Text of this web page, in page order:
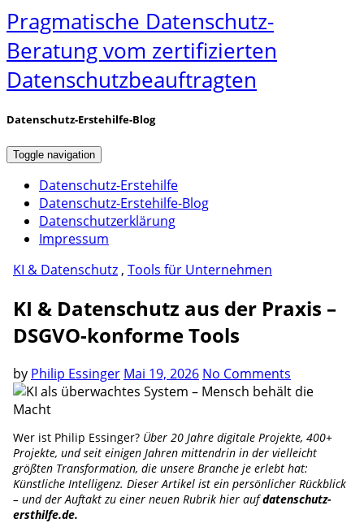
Pragmatische Datenschutz-
Beratung vom zertifizierten
Datenschutzbeauftragten
Datenschutz-Erstehilfe-Blog
Toggle navigation
Datenschutz-Erstehilfe
Datenschutz-Erstehilfe-Blog
Datenschutzerklärung
Impressum
KI & Datenschutz , Tools für Unternehmen
KI & Datenschutz aus der Praxis –
DSGVO-konforme Tools
by Philip Essinger Mai 19, 2026 No Comments
Wer ist Philip Essinger? Über 20 Jahre digitale Projekte, 400+
Projekte, und seit einigen Jahren mittendrin in der vielleicht
größten Transformation, die unsere Branche je erlebt hat:
Künstliche Intelligenz. Dieser Artikel ist ein persönlicher Rückblick
– und der Auftakt zu einer neuen Rubrik hier aufdatenschutz-
ersthilfe.de.